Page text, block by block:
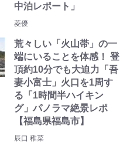
中泊レポート」
菱優
荒々しい「火山帯」の一
端にいることを体感！ 登
頂約10分でも大迫力「吾
妻小富士」火口を1周す
る「1時間半ハイキン
グ」パノラマ絶景レポ
【福島県福島市】
辰口 稚菜